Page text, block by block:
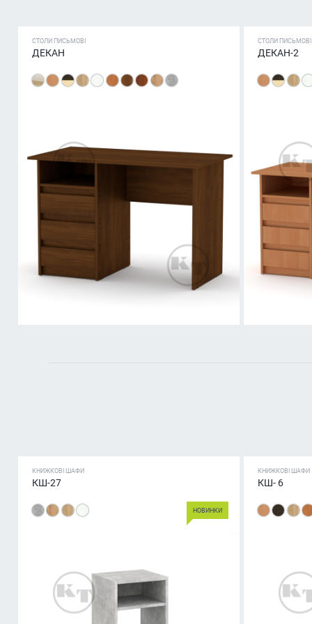
СТОЛИ ПИСЬМОВІ
ДЕКАН
СТОЛИ ПИСЬМОВІ
ДЕКАН-2
КНИЖКОВІ ШАФИ
КШ-27
НОВИНКИ
КНИЖКОВІ ШАФИ
КШ- 6